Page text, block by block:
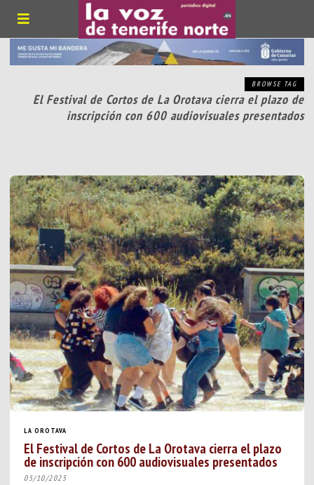
BROWSE TAG
El Festival de Cortos de La Orotava cierra el plazo de
inscripción con 600 audiovisuales presentados
LA OROTAVA
El Festival de Cortos de La Orotava cierra el plazo
de inscripción con 600 audiovisuales presentados
05/10/2025